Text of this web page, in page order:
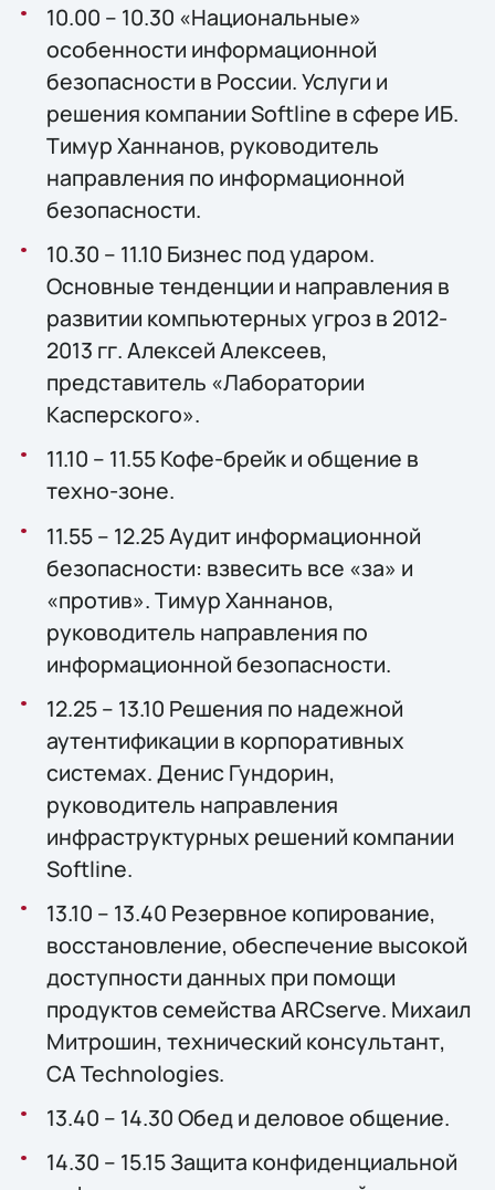
10.00 – 10.30 «Национальные»
особенности информационной
безопасности в России. Услуги и
решения компании Softline в сфере ИБ.
Тимур Ханнанов, руководитель
направления по информационной
безопасности.
10.30 – 11.10 Бизнес под ударом.
Основные тенденции и направления в
развитии компьютерных угроз в 2012-
2013 гг. Алексей Алексеев,
представитель «Лаборатории
Касперского».
11.10 – 11.55 Кофе-брейк и общение в
техно-зоне.
11.55 – 12.25 Аудит информационной
безопасности: взвесить все «за» и
«против». Тимур Ханнанов,
руководитель направления по
информационной безопасности.
12.25 – 13.10 Решения по надежной
аутентификации в корпоративных
системах. Денис Гундорин,
руководитель направления
инфраструктурных решений компании
Softline.
13.10 – 13.40 Резервное копирование,
восстановление, обеспечение высокой
доступности данных при помощи
продуктов семейства ARCserve. Михаил
Митрошин, технический консультант,
CA Technologies.
13.40 – 14.30 Обед и деловое общение.
14.30 – 15.15 Защита конфиденциальной